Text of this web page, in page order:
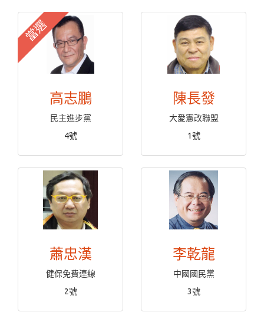
當選
高志鵬
民主進步黨
4號
陳長發
大愛憲改聯盟
1號
蕭忠漢
健保免費連線
2號
李乾龍
中國國民黨
3號